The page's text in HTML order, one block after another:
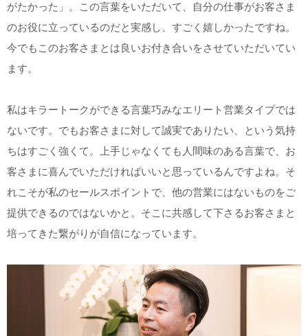
がたかった」。この言葉をいただいて、自分の仕事がお客さま
のお役に立っているのだと実感し、すごく嬉しかったですね。
今でもこのお客さまとは良いお付き合いをさせていただいてい
ます。
私はキラートークができる言葉巧みなエリート営業タイプでは
ないです。でもお客さまに対して誠実でありたい、という気持
ちはすごく強くて。上手じゃなくても人間味のある言葉で、お
客さまに喜んでいただければいいと思っているんですよね。そ
れこそが私のセールスポイントで、他の営業にはないものをご
提供できるのではないかと。そこに共感して下さるお客さまと
培ってきた繋がりが自信になっています。